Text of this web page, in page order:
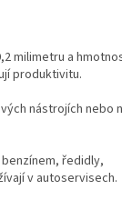
milimetru a
produktivitu.
nástrojích nebo
ředidly,
v autoservisech.